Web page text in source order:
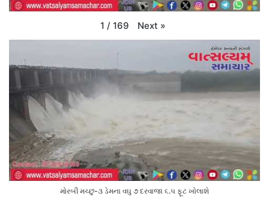
1 / 169 Next »
મોરબી મચ્છુ-૩ ડેમના વઘુ ૭ દરવાજા ૬.૫ ફૂટ ખોલાશે